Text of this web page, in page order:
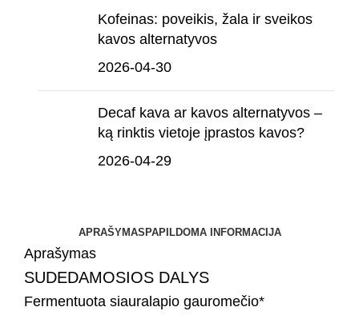
Kofeinas: poveikis, žala ir sveikos
kavos alternatyvos
2026-04-30
Decaf kava ar kavos alternatyvos –
ką rinktis vietoje įprastos kavos?
2026-04-29
APRAŠYMAS PAPILDOMA INFORMACIJA
Aprašymas
SUDEDAMOSIOS DALYS
Fermentuota siauralapio gauromečio*